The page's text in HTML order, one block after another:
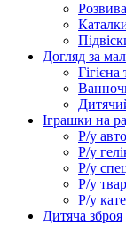
Догляд за
Іграшки на
Р/у авто
Р/у
Р/у
Р/у
Р/у
Дитяча зброя